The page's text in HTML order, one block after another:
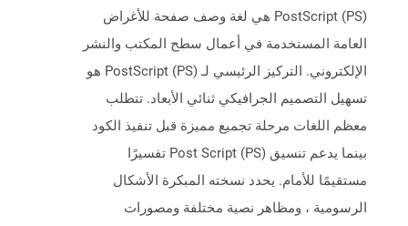
PostScript (PS) هي لغة وصف صفحة للأغراض
العامة المستخدمة في أعمال سطح المكتب والنشر
الإلكتروني. التركيز الرئيسي لـ PostScript (PS) هو
تسهيل التصميم الجرافيكي ثنائي الأبعاد. تتطلب
معظم اللغات مرحلة تجميع مميزة قبل تنفيذ الكود
بينما يدعم تنسيق Post Script (PS) تفسيرًا
مستقيمًا للأمام. يحدد نسخته المبكرة الأشكال
الرسومية ، ومظاهر نصية مختلفة ومصورات